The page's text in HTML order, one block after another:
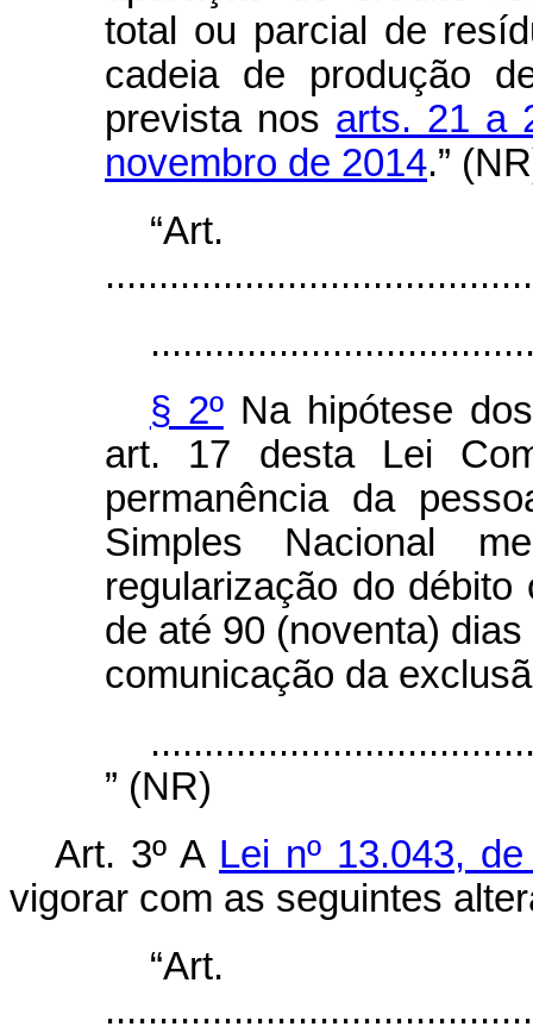
total ou parcial de
cadeia de produção
prevista nos arts. 21 a
novembro de 2014.”
§ 2ºNa hipótese
art. 17 desta Lei
permanência da
Simples Nacional
regularização do
de até 90 (noventa)
comunicação da
” (NR)
Art. 3º A Lei nº 13.043,
vigorar com as seguintes